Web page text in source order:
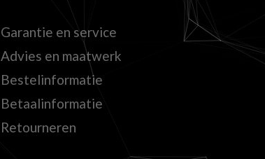
Garantie en service
Advies en maatwerk
Bestelinformatie
Betaalinformatie
Retourneren